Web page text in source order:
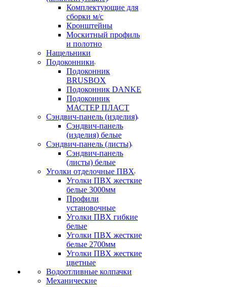
Комплектующие для
сборки м/с
Кронштейны
Москитный профиль
и полотно
Нащельники
Подоконники
Подоконник
BRUSBOX
Подоконник DANKE
Подоконник
МАСТЕР ПЛАСТ
Сэндвич-панель (изделия)
Сэндвич-панель
(изделия) белые
Сэндвич-панель (листы)
Сэндвич-панель
(листы) белые
Уголки отделочные ПВХ
Уголки ПВХ жесткие
белые 3000мм
Профили
установочные
Уголки ПВХ гибкие
белые
Уголки ПВХ жесткие
белые 2700мм
Уголки ПВХ жесткие
цветные
Водоотливные колпачки
Механические